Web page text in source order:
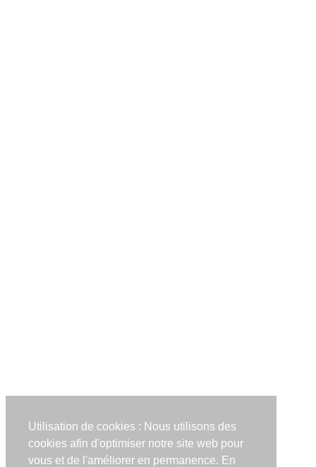
Utilisation de cookies : Nous utilisons des
cookies afin d'optimiser notre site web pour
vous et de l'améliorer en permanence. En